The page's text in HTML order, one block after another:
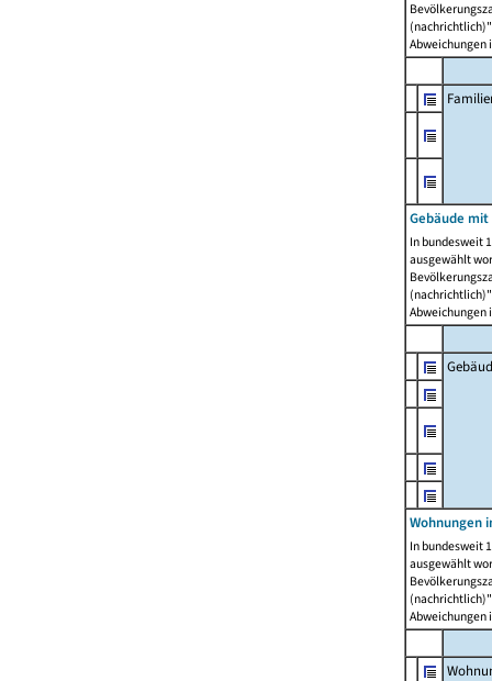
Abweichungen
Gebäude
In bundesweit
ausgewählt
Abweichungen
Wohnungen
In bundesweit
ausgewählt
Abweichungen